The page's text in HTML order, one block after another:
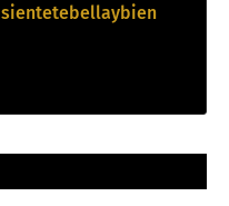
sientetebellaybien